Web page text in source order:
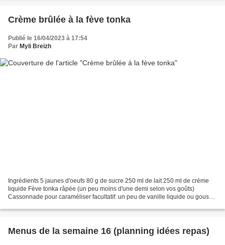
Crème brûlée à la fève tonka
Publié le 16/04/2023 à 17:54
Par Myli Breizh
Ingrédients 5 jaunes d'oeufs 80 g de sucre 250 ml de lait 250 ml de crème
liquide Fève tonka râpée (un peu moins d'une demi selon vos goûts)
Cassonnade pour caraméliser facultatif: un peu de vanille liquide ou gousse
Menus de la semaine 16 (planning idées repas)